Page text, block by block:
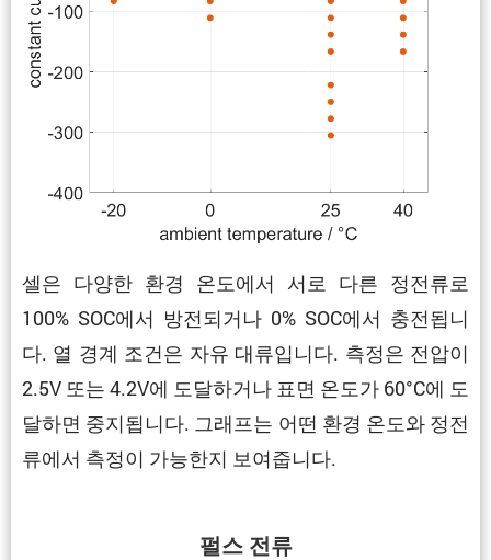
셀은 다양한 환경 온도에서 서로 다른 정전류로
100% SOC에서 방전되거나 0% SOC에서 충전됩니
다. 열 경계 조건은 자유 대류입니다. 측정은 전압이
2.5V 또는 4.2V에 도달하거나 표면 온도가 60°C에 도
달하면 중지됩니다. 그래프는 어떤 환경 온도와 정전
류에서 측정이 가능한지 보여줍니다.
펄스 전류